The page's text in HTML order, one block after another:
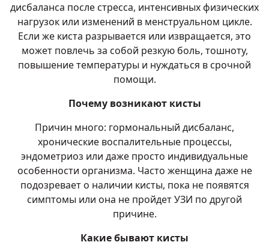
дисбаланса после стресса, интенсивных физических
нагрузок или изменений в менструальном цикле.
Если же киста разрывается или извращается, это
может повлечь за собой резкую боль, тошноту,
повышение температуры и нуждаться в срочной
помощи.
Почему возникают кисты
Причин много: гормональный дисбаланс,
хронические воспалительные процессы,
эндометриоз или даже просто индивидуальные
особенности организма. Часто женщина даже не
подозревает о наличии кисты, пока не появятся
симптомы или она не пройдет УЗИ по другой
причине.
Какие бывают кисты